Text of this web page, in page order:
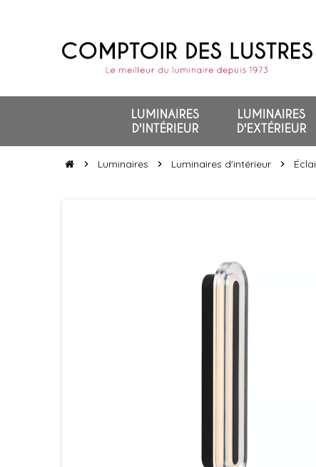
LUMINAIRES
D'INTÉRIEUR
LUMINAIRES
D'EXTÉRIEUR
chevron_right Luminaires chevron_right Luminaires d'intérieur chevron_right